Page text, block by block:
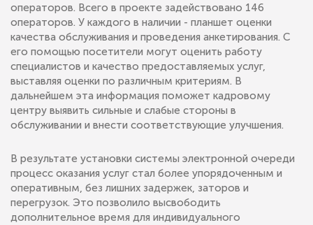
операторов. Всего в проекте задействовано 146
операторов. У каждого в наличии - планшет оценки
качества обслуживания и проведения анкетирования. С
его помощью посетители могут оценить работу
специалистов и качество предоставляемых услуг,
выставляя оценки по различным критериям. В
дальнейшем эта информация поможет кадровому
центру выявить сильные и слабые стороны в
обслуживании и внести соответствующие улучшения.
В результате установки системы электронной очереди
процесс оказания услуг стал более упорядоченным и
оперативным, без лишних задержек, заторов и
перегрузок. Это позволило высвободить
дополнительное время для индивидуального